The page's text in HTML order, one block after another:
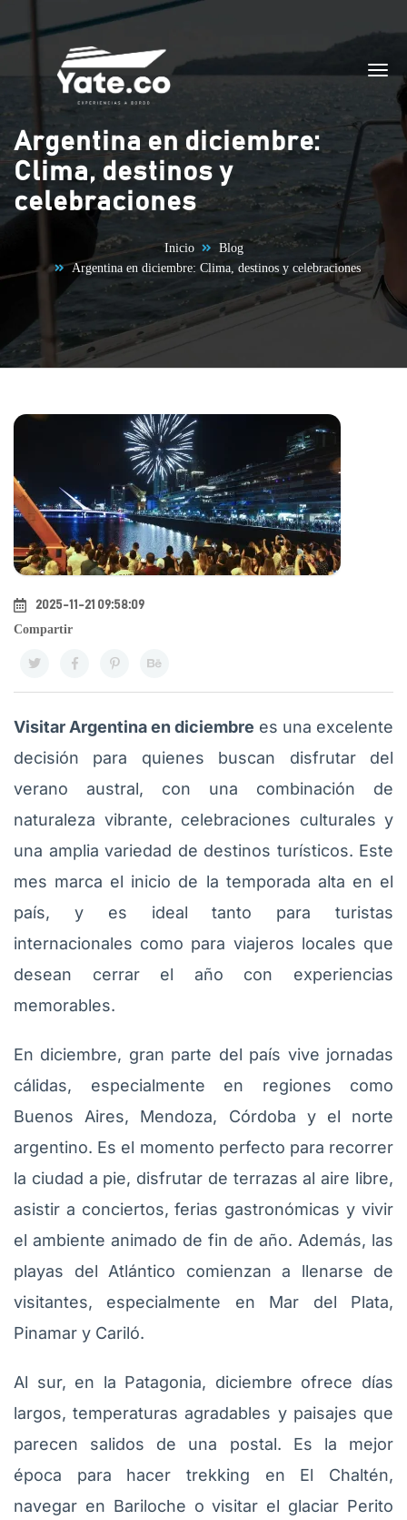
Saltar al contenido
Argentina en diciembre:
Clima, destinos y
celebraciones
Inicio
Blog
Argentina en diciembre: Clima, destinos y celebraciones
2025-11-21 09:58:09
Compartir
Visitar Argentina en diciembre es una excelente
decisión para quienes buscan disfrutar del
verano austral, con una combinación de
naturaleza vibrante, celebraciones culturales y
una amplia variedad de destinos turísticos. Este
mes marca el inicio de la temporada alta en el
país, y es ideal tanto para turistas
internacionales como para viajeros locales que
desean cerrar el año con experiencias
memorables.
En diciembre, gran parte del país vive jornadas
cálidas, especialmente en regiones como
Buenos Aires, Mendoza, Córdoba y el norte
argentino. Es el momento perfecto para recorrer
la ciudad a pie, disfrutar de terrazas al aire libre,
asistir a conciertos, ferias gastronómicas y vivir
el ambiente animado de fin de año. Además, las
playas del Atlántico comienzan a llenarse de
visitantes, especialmente en Mar del Plata,
Pinamar y Cariló.
Al sur, en la Patagonia, diciembre ofrece días
largos, temperaturas agradables y paisajes que
parecen salidos de una postal. Es la mejor
época para hacer trekking en El Chaltén,
navegar en Bariloche o visitar el glaciar Perito